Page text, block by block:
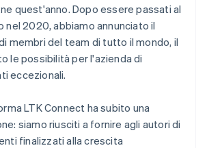
quest'anno. Dopo essere passati al
nel 2020, abbiamo annunciato il
membri del team di tutto il mondo, il
le possibilità per l'azienda di
eccezionali.
LTK Connect ha subito una
siamo riusciti a fornire agli autori di
finalizzati alla crescita